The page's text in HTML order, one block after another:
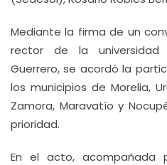
Mediante la firma de un
rector de la universidad
Guerrero, se acordó la
los municipios de Morelia,
Zamora, Maravatío y
prioridad.
En el acto, acompañada